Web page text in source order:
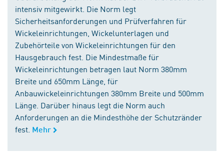
intensiv mitgewirkt. Die Norm legt
Sicherheitsanforderungen und Prüfverfahren für
Wickeleinrichtungen, Wickelunterlagen und
Zubehörteile von Wickeleinrichtungen für den
Hausgebrauch fest. Die Mindestmaße für
Wickeleinrichtungen betragen laut Norm 380mm
Breite und 650mm Länge, für
Anbauwickeleinrichtungen 380mm Breite und 500mm
Länge. Darüber hinaus legt die Norm auch
Anforderungen an die Mindesthöhe der Schutzränder
fest. Mehr